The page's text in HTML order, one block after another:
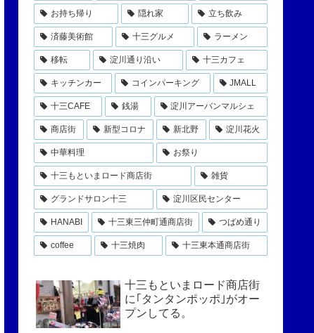
お持ち帰り 隠れ家 立ち飲み
済藤美術館 十三グルメ ラーメン
移転 淀川通り沿い 十三カフェ
キッチンカー コインパーキング JMALL
十三CAFE 銭湯 淀川アーバンマルシェ
商店街 新型コロナ 新北野 淀川花火
中華料理 お祭り
十三もといまロード商店街 雑貨
グランドサロン十三 淀川区民センター
HANABI 十三東三仲町通商店街 つばめ通り
coffee 十三焼肉 十三東本通商店街
十三もといまロード商店街
に｢タンタンポッポ｣がオー
プンしてる。